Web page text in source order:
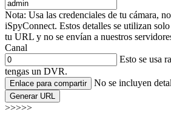
Nota: Usa las credenciales de tu cámara,
iSpyConnect. Estos detalles se utilizan
tu URL y no se envían a nuestros
Canal
Esto se usa
tengas un DVR.
Enlace para compartir No se incluyen
Generar URL
>>>>>